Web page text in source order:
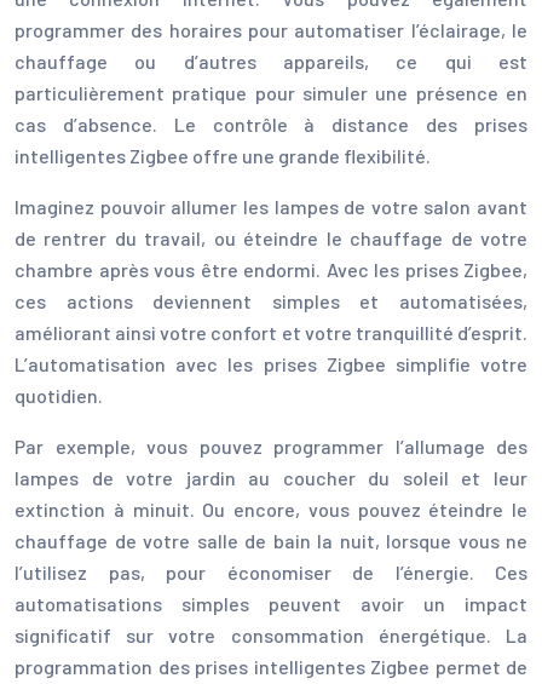
programmer des horaires pour automatiser l’éclairage, le
chauffage ou d’autres appareils, ce qui est
particulièrement pratique pour simuler une présence en
cas d’absence. Le contrôle à distance des prises
intelligentes Zigbee offre une grande flexibilité.
Imaginez pouvoir allumer les lampes de votre salon avant
de rentrer du travail, ou éteindre le chauffage de votre
chambre après vous être endormi. Avec les prises Zigbee,
ces actions deviennent simples et automatisées,
améliorant ainsi votre confort et votre tranquillité d’esprit.
L’automatisation avec les prises Zigbee simplifie votre
quotidien.
Par exemple, vous pouvez programmer l’allumage des
lampes de votre jardin au coucher du soleil et leur
extinction à minuit. Ou encore, vous pouvez éteindre le
chauffage de votre salle de bain la nuit, lorsque vous ne
l’utilisez pas, pour économiser de l’énergie. Ces
automatisations simples peuvent avoir un impact
significatif sur votre consommation énergétique. La
programmation des prises intelligentes Zigbee permet de